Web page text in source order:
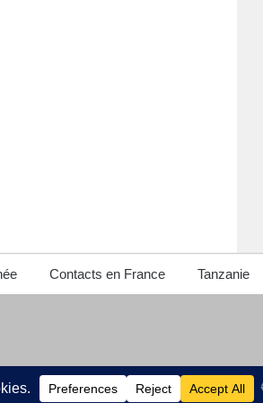
Contacts en France Tanzanie